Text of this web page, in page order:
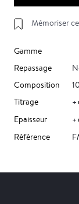
Mémoriser
Gamme
Repassage
Composition
Titrage
Epaisseur
Référence